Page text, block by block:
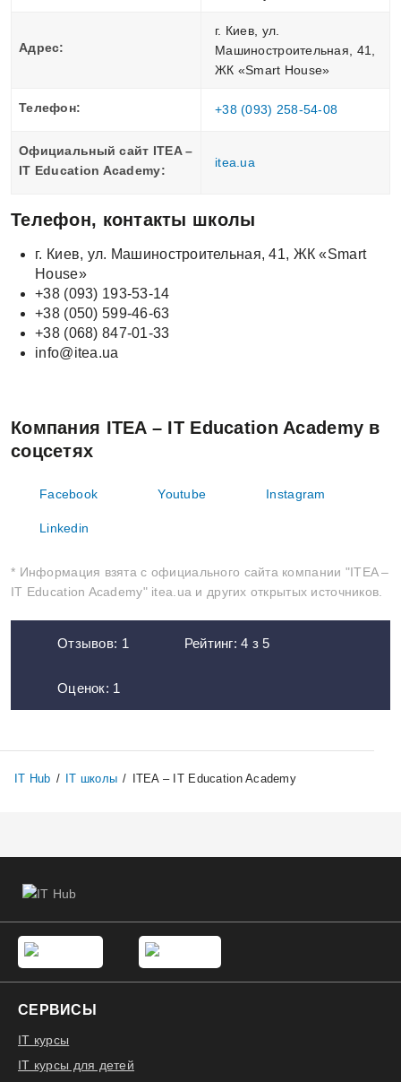
Адрес:
г. Киев, ул.
Машиностроительная, 41,
ЖК «Smart House»
Телефон: +38 (093) 258-54-08
Официальный сайт ITEA –
IT Education Academy:
itea.ua
Телефон, контакты школы
г. Киев, ул. Машиностроительная, 41, ЖК «Smart
House»
+38 (093) 193-53-14
+38 (050) 599-46-63
+38 (068) 847-01-33
info@itea.ua
Компания ITEA – IT Education Academy в
соцсетях
Facebook Youtube Instagram
Linkedin
* Информация взята с официального сайта компании "ITEA –
IT Education Academy" itea.ua и других открытых источников.
Отзывов: 1 Рейтинг:4 з5
Оценок: 1
IT Hub / IT школы / ITEA – IT Education Academy
СЕРВИСЫ
IT курсы
IT курсы для детей